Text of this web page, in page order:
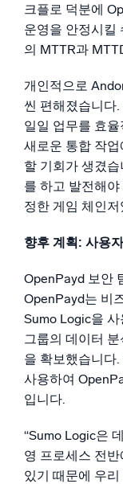
크플로 덕분에
운영을 안정시킬
의 MTTR과
개인적으로
씬 편해졌습니다
일일 업무를 효
새로운 통합 작
할 기회가 생겼
를 하고 발전해
정한 게임 체인저
향후 계획: 사용
OpenPayd 보안
OpenPayd는 비
Sumo Logic을
그룹의 데이터
을 확보했습니다
사용하여
입니다.
“Sumo Logic은
영 프로세스 전
있기 때문에 우